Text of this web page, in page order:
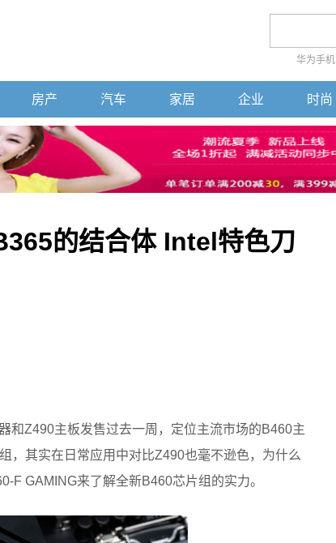
华为手机
房产 汽车 家居 企业 时尚
的结合体 Intel特色刀
和Z490主板发售过去一周，定位主流市场的B460主
，其实在日常应用中对比Z490也毫不逊色，为什么
F GAMING来了解全新B460芯片组的实力。